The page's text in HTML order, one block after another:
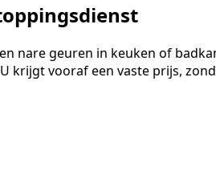
nare geuren in keuken of
krijgt vooraf een vaste prijs,